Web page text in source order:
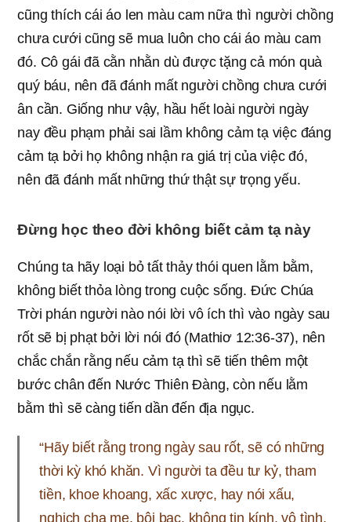
cũng thích cái áo len màu cam nữa thì người chồng
chưa cưới cũng sẽ mua luôn cho cái áo màu cam
đó. Cô gái đã cằn nhằn dù được tặng cả món quà
quý báu, nên đã đánh mất người chồng chưa cưới
ân cần. Giống như vậy, hầu hết loài người ngày
nay đều phạm phải sai lầm không cảm tạ việc đáng
cảm tạ bởi họ không nhận ra giá trị của việc đó,
nên đã đánh mất những thứ thật sự trọng yếu.
Đừng học theo đời không biết cảm tạ này
Chúng ta hãy loại bỏ tất thảy thói quen lằm bằm,
không biết thỏa lòng trong cuộc sống. Đức Chúa
Trời phán người nào nói lời vô ích thì vào ngày sau
rốt sẽ bị phạt bởi lời nói đó (Mathiơ 12:36-37), nên
chắc chắn rằng nếu cảm tạ thì sẽ tiến thêm một
bước chân đến Nước Thiên Đàng, còn nếu lằm
bằm thì sẽ càng tiến dần đến địa ngục.
“Hãy biết rằng trong ngày sau rốt, sẽ có những
thời kỳ khó khăn. Vì người ta đều tư kỷ, tham
tiền, khoe khoang, xấc xược, hay nói xấu,
nghịch cha mẹ, bội bạc, không tin kính, vô tình,